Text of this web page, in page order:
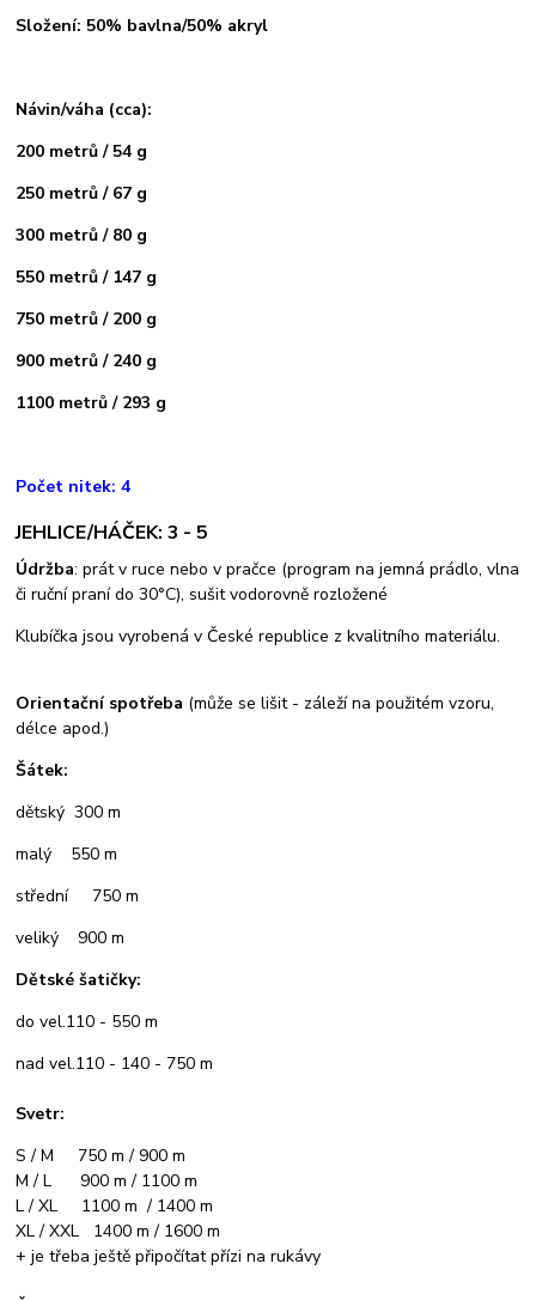
Složení: 50% bavlna/50% akryl
Návin/váha (cca):
200 metrů / 54 g
250 metrů / 67 g
300 metrů / 80 g
550 metrů / 147 g
750 metrů / 200 g
900 metrů / 240 g
1100 metrů / 293 g
Počet nitek: 4
JEHLICE/HÁČEK: 3 - 5
Údržba: prát v ruce nebo v pračce (program na jemná prádlo, vlna
či ruční praní do 30°C), sušit vodorovně rozložené
Klubíčka jsou vyrobená v České republice z kvalitního materiálu.
Orientační spotřeba (může se lišit - záleží na použitém vzoru,
délce apod.)
Šátek:
dětský 300 m
malý 550 m
střední 750 m
veliký 900 m
Dětské šatičky:
do vel.110 - 550 m
nad vel.110 - 140 - 750 m
Svetr:
S / M 750 m / 900 m
M / L 900 m / 1100 m
L / XL 1100 m / 1400 m
XL / XXL 1400 m / 1600 m
+ je třeba ještě připočítat přízi na rukávy